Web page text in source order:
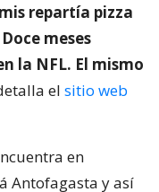
repartía pizza
meses
la NFL. El mismo
el sitio web
en
Antofagasta y así